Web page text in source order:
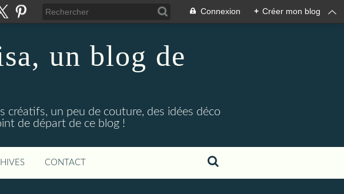
Connexion + Créer mon blog
un blog de
créatifs, un peu de couture, des idées déco
de départ de ce blog !
CONTACT